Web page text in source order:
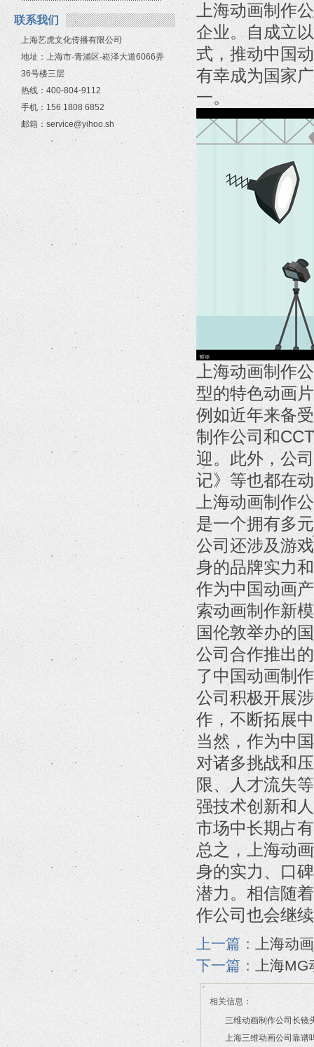
联系我们
上海艺虎文化传播有限公司
地址：上海市-青浦区-崧泽大道6066弄
36号楼三层
热线：400-804-9112
手机：156 1808 6852
邮箱：service@yihoo.sh
上海动画制作
企业。自成立
式，推动中国
有幸成为国家
一。
上海动画制作
型的特色动画
例如近年来备
制作公司和
迎。此外，公
记》等也都在
上海动画制作
是一个拥有多
公司还涉及游
身的品牌实力
作为中国动画
索动画制作新
国伦敦举办的
公司合作推出
了中国动画制
公司积极开展
作，不断拓展
当然，作为中
对诸多挑战和
限、人才流失
强技术创新和
市场中长期占
总之，上海动
身的实力、口
潜力。相信随
作公司也会继
上一篇：
上海动
下一篇： 上海
相关信息：
三维动画制作公司长镜
2026/07/21
上海三维动画公司靠谱